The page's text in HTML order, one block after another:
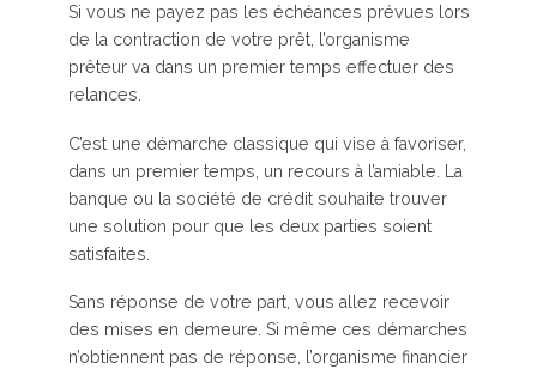
Si vous ne payez pas les échéances prévues lors
de la contraction de votre prêt, l’organisme
prêteur va dans un premier temps effectuer des
relances.
C’est une démarche classique qui vise à favoriser,
dans un premier temps, un recours à l’amiable. La
banque ou la société de crédit souhaite trouver
une solution pour que les deux parties soient
satisfaites.
Sans réponse de votre part, vous allez recevoir
des mises en demeure. Si même ces démarches
n’obtiennent pas de réponse, l’organisme financier